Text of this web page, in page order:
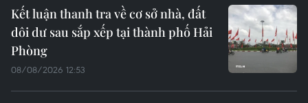
Kết luận thanh tra về cơ sở nhà, đất
dôi dư sau sắp xếp tại thành phố Hải
Phòng
08/08/2026 12:53